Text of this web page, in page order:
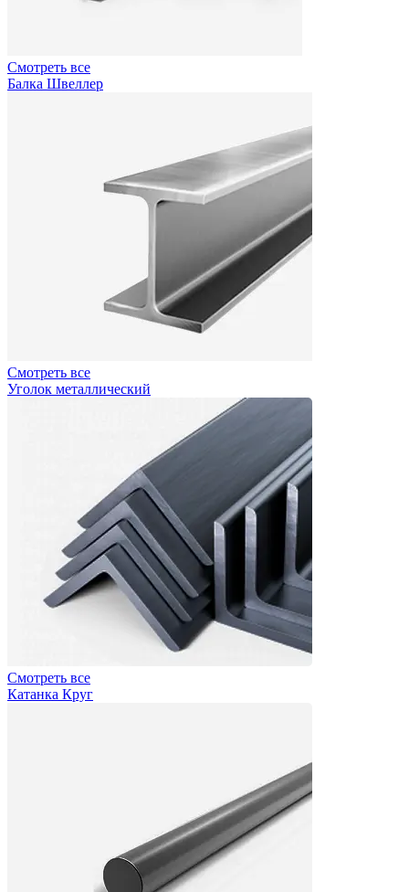
Смотреть все
Балка Швеллер
Смотреть все
Уголок металлический
Смотреть все
Катанка Круг